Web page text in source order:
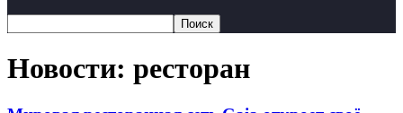
Новости: ресторан